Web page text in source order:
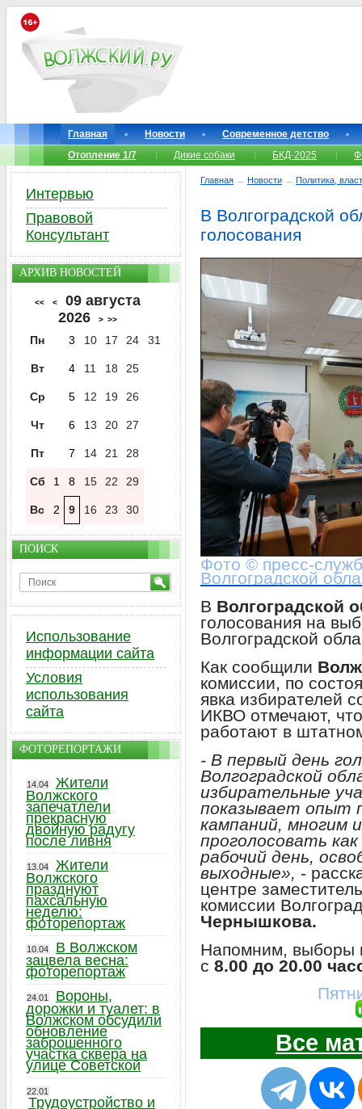
Главная Новости
Современное детство
Отопление 1/7
Дикие собаки БКД-2025
Главная → Новости → Политика,
В Волгоградской
голосования
Фото © пресс-
Волгоградской
В Волгоградской
голосования на
Волгоградской
Как сообщили
комиссии, по
явка избирателей
ИКВО отмечают,
работают в
- В первый день
Волгоградской
избирательные
показывает опыт
кампаний, многим
проголосовать
рабочий день,
выходные», -
центре
комиссии
Чернышкова.
Напомним, выборы
с 8.00 до 20.00
Все
Интервью
Правовой
Консультант
АРХИВ НОВОСТЕЙ
<< <
09 августа
2026
> >>
Пн 3 10 17 24 31
Вт 4 11 18 25
Ср 5 12 19 26
Чт 6 13 20 27
Пт 7 14 21 28
Сб 1 8 15 22 29
Вс 2 9 16 23 30
ПОИСК
Использование
информации сайта
Условия
использования
сайта
ФОТОРЕПОРТАЖИ
14.04
Жители
Волжского
запечатлели
прекрасную
двойную радугу
после ливня
13.04
Жители
Волжского
празднуют
пахсальную
неделю:
фоторепортаж
10.04
В Волжском
зацвела весна:
фоторепортаж
24.01
Вороны,
дорожки и туалет: в
Волжском обсудили
обновление
заброшенного
участка сквера на
улице Советской
22.01
Трудоустройство и